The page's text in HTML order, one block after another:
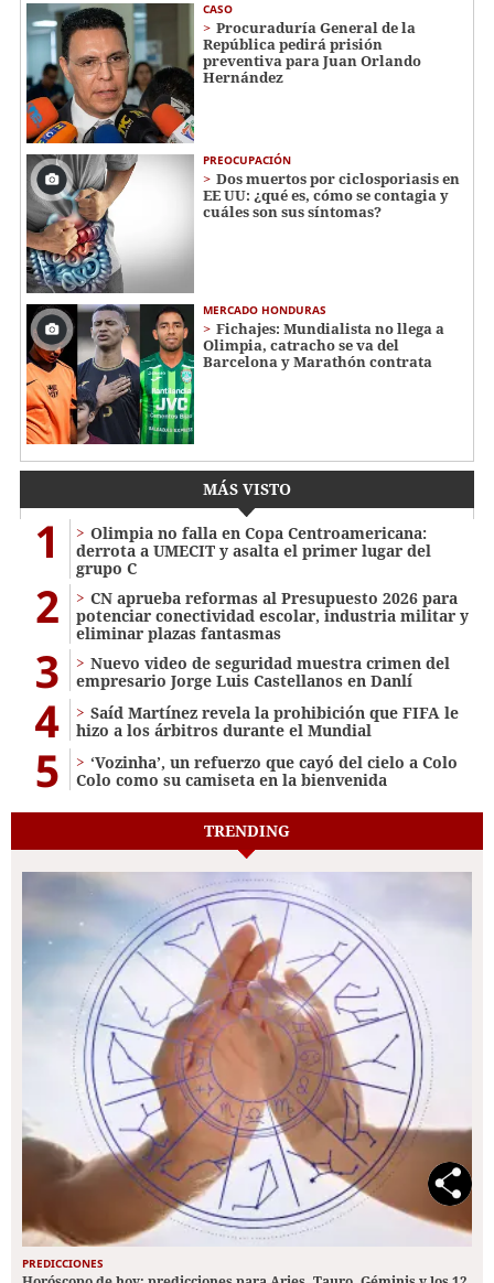
CASO
Procuraduría General de la
República pedirá prisión
preventiva para Juan Orlando
Hernández
PREOCUPACIÓN
Dos muertos por ciclosporiasis en
EE UU: ¿qué es, cómo se contagia y
cuáles son sus síntomas?
MERCADO HONDURAS
Fichajes: Mundialista no llega a
Olimpia, catracho se va del
Barcelona y Marathón contrata
MÁS VISTO
1
Olimpia no falla en Copa Centroamericana:
derrota a UMECIT y asalta el primer lugar del
grupo C
2
CN aprueba reformas al Presupuesto 2026 para
potenciar conectividad escolar, industria militar y
eliminar plazas fantasmas
3
Nuevo video de seguridad muestra crimen del
empresario Jorge Luis Castellanos en Danlí
4
Saíd Martínez revela la prohibición que FIFA le
hizo a los árbitros durante el Mundial
5
‘Vozinha’, un refuerzo que cayó del cielo a Colo
Colo como su camiseta en la bienvenida
TRENDING
PREDICCIONES